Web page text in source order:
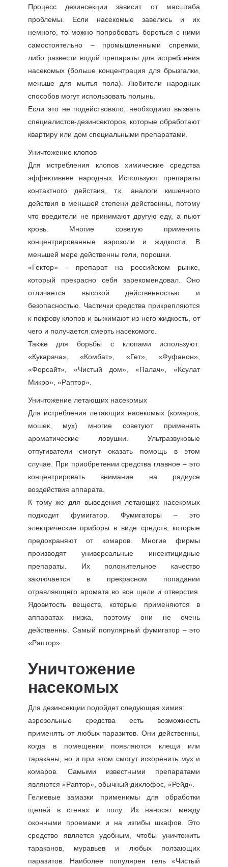
Процесс дезинсекции зависит от масштаба
проблемы. Если насекомые завелись и их
немного, то можно попробовать бороться с ними
самостоятельно – промышленными спреями,
либо развести водой препараты для истребления
насекомых (больше концентрация для брызгалки,
меньше для мытья пола). Любители народных
способов могут использовать полынь.
Если это не подействовало, необходимо вызвать
специалистов-дезинсекторов, которые обработают
квартиру или дом специальными препаратами.
Уничтожение клопов
Для истребления клопов химические средства
эффективнее народных. Используют препараты
контактного действия, т.к. аналоги кишечного
действия в меньшей степени действенны, потому
что вредители не принимают другую еду, а пьют
кровь. Многие советую применять
концентрированные аэрозоли и жидкости. В
меньшей мере действенны гели, порошки.
«Гектор» - препарат на российском рынке,
который прекрасно себя зарекомендовал. Оно
отличается высокой действенностью и
безопасностью. Частички средства прикрепляются
к покрову клопов и выжимают из него жидкость, от
чего и получается смерть насекомого.
Также для борьбы с клопами используют:
«Кукарача», «Комбат», «Гет», «Фуфанон»,
«Форсайт», «Чистый дом», «Палач», «Ксулат
Микро», «Раптор».
Уничтожение летающих насекомых
Для истребления летающих насекомых (комаров,
мошек, мух) многие советуют применять
ароматические ловушки. Ультразвуковые
отпугиватели смогут оказать помощь в этом
случае. При приобретении средства главное – это
концентрировать внимание на радиусе
воздействия аппарата.
К тому же для выведения летающих насекомых
подходит фумигатор. Фумигаторы – это
электрические приборы в виде средств, которые
предохраняют от комаров. Многие фирмы
производят универсальные инсектицидные
препараты. Их положительное качество
заключается в прекрасном попадании
отравляющего аромата во все щели и отверстия.
Ядовитость веществ, которые применяются в
аппаратах низка, поэтому они не очень
действенны. Самый популярный фумигатор – это
«Раптор».
Уничтожение
насекомых
Для дезинсекции подойдет следующая химия:
аэрозольные средства есть возможность
применять от любых паразитов. Они действенны,
когда в помещении появляются клещи или
тараканы, но и при этом смогут искоренить мух и
комаров. Самыми известными препаратами
являются «Раптор», обычный дихлофос, «Рейд».
Гелиевые замазки применимы для обработки
щелей в стенах и полу. Их наносят между
оконными проемами и на изгибы шкафов. Это
средство является удобным, чтобы уничтожить
тараканов, муравьев и любых ползающих
паразитов. Наиболее популярен гель «Чистый